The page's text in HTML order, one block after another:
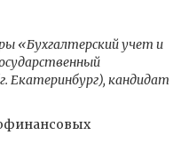
«Бухгалтерский учет и
Екатеринбург), кандидат